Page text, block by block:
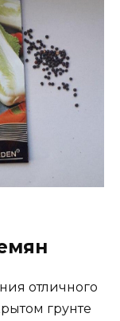
отличного
грунте